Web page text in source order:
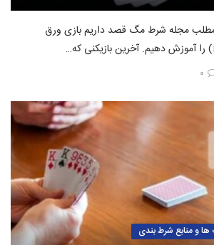
مطلب مجله شرط مگ قصد داریم بازی ورق
۰
ها و منابع شرط بندی